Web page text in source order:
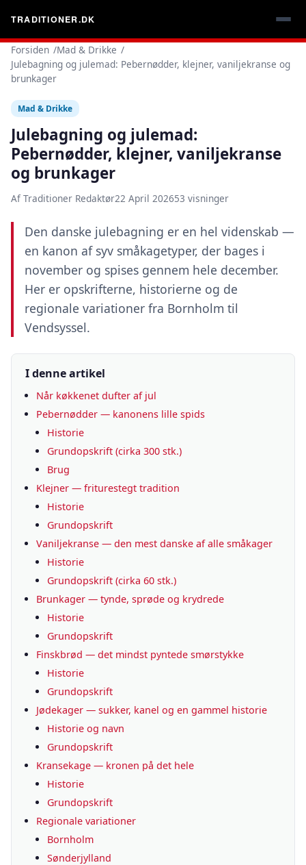
TRADITIONER.DK
Forsiden
Mad & Drikke
Julebagning og julemad: Pebernødder, klejner, vaniljekranse og
brunkager
Mad & Drikke
Julebagning og julemad:
Pebernødder, klejner, vaniljekranse
og brunkager
Af Traditioner Redaktør22 April 202653 visninger
Den danske julebagning er en hel videnskab —
en kanon af syv småkagetyper, der bages i
november og spises gennem hele december.
Her er opskrifterne, historierne og de
regionale variationer fra Bornholm til
Vendsyssel.
I denne artikel
Når køkkenet dufter af jul
Pebernødder — kanonens lille spids
Historie
Grundopskrift (cirka 300 stk.)
Brug
Klejner — friturestegt tradition
Historie
Grundopskrift
Vaniljekranse — den mest danske af alle småkager
Historie
Grundopskrift (cirka 60 stk.)
Brunkager — tynde, sprøde og krydrede
Historie
Grundopskrift
Finskbrød — det mindst pyntede smørstykke
Historie
Grundopskrift
Jødekager — sukker, kanel og en gammel historie
Historie og navn
Grundopskrift
Kransekage — kronen på det hele
Historie
Grundopskrift
Regionale variationer
Bornholm
Sønderjylland